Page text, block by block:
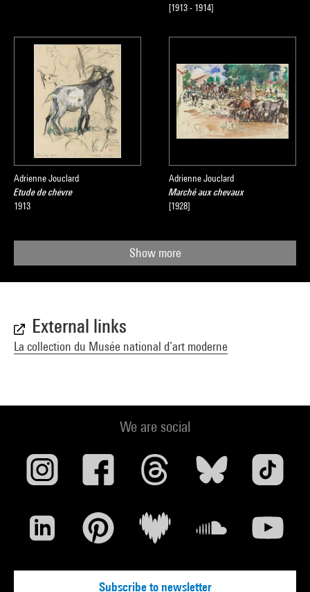
[1913 - 1914]
Adrienne Jouclard
Etude de chèvre
1913
Adrienne Jouclard
Marché aux chevaux
[1928]
Show more
External links
La collection du Musée national d’art moderne
We are social
Subscribe to newsletter